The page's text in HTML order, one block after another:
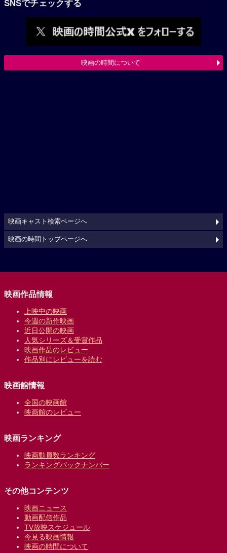
SNSでチェックする
映画の時間について
映画キャスト検索ページへ
映画の時間トップページへ
映画作品情報
上映中の映画
今週の新作映画
近日公開の映画
人気シリーズ＆受賞作品
映画作品のレビュー
作品別にレビューを読む
映画館情報
全国の映画館
映画館のレビュー
映画ランキング
映画動員数ランキング
ランキングバックナンバー
その他コンテンツ
映画ニュース
動画配信作品
TV放映スケジュール
今見る映画情報
映画の時間について